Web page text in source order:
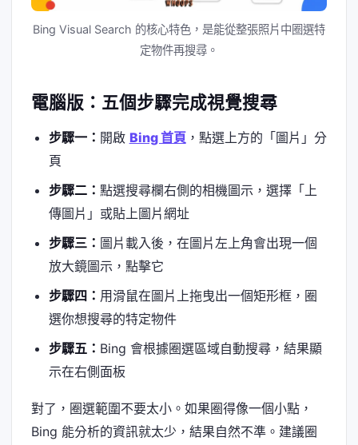
Bing Visual Search 的核心特色，是能從整張照片中圈選特
定物件再搜尋。
電腦版：五個步驟完成視覺搜尋
步驟一： 開啟 Bing 首頁，點選上方的「圖片」分
頁
步驟二： 點選搜尋欄右側的相機圖示，選擇「上
傳圖片」或貼上圖片網址
步驟三： 圖片載入後，在圖片左上角會出現一個
放大鏡圖示，點擊它
步驟四： 用滑鼠在圖片上拖曳出一個矩形框，圈
選你想搜尋的特定物件
步驟五： Bing 會根據圈選區域自動搜尋，結果顯
示在右側面板
對了，圈選範圍不要太小。如果圈得像一個小點，
Bing 能分析的資訊就太少，結果自然不準。建議圈